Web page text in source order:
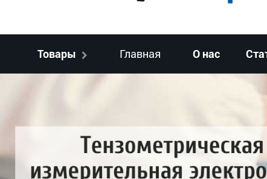
Товары Главная О нас